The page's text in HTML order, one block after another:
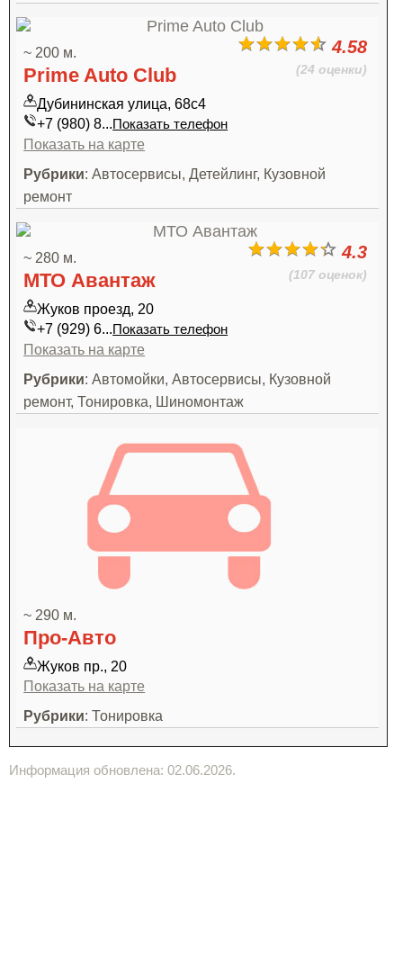
4.58
(24 оценки)
~ 200 м.
Prime Auto Club
Дубининская улица, 68с4
+7 (980) 8...Показать телефон
Показать на карте
Рубрики: Автосервисы, Детейлинг, Кузовной
ремонт
4.3
(107 оценок)
~ 280 м.
МТО Авантаж
Жуков проезд, 20
+7 (929) 6...Показать телефон
Показать на карте
Рубрики: Автомойки, Автосервисы, Кузовной
ремонт, Тонировка, Шиномонтаж
~ 290 м.
Про-Авто
Жуков пр., 20
Показать на карте
Рубрики: Тонировка
Информация обновлена: 02.06.2026.